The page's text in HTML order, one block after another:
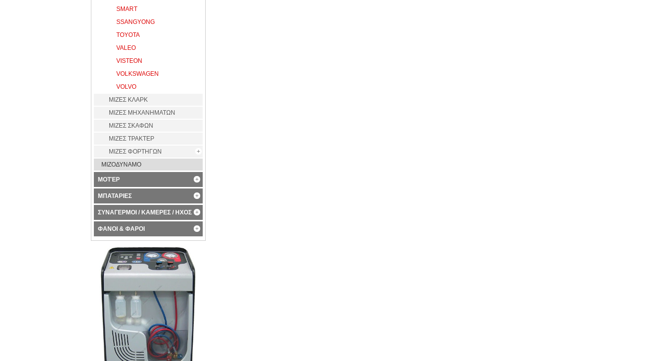
SMART
SSANGYONG
TOYOTA
VALEO
VISTEON
VOLKSWAGEN
VOLVO
ΜΙΖΕΣ ΚΛΑΡΚ
ΜΙΖΕΣ ΜΗΧΑΝΗΜΑΤΩΝ
ΜΙΖΕΣ ΣΚΑΦΩΝ
ΜΙΖΕΣ ΤΡΑΚΤΕΡ
ΜΙΖΕΣ ΦΟΡΤΗΓΩΝ
ΜΙΖΟΔΥΝΑΜΟ
ΜΟΤΈΡ
ΜΠΑΤΑΡΙΕΣ
ΣΥΝΑΓΕΡΜΟΙ / ΚΑΜΕΡΕΣ / ΗΧΟΣ
ΦΑΝΟΙ & ΦΑΡΟΙ